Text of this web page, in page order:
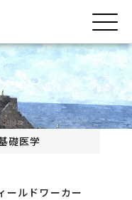
礎医学
ルドワーカー